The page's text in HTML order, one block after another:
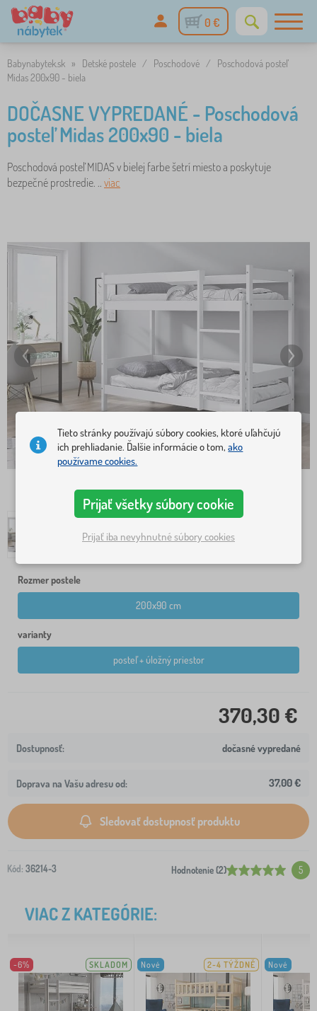
0 €
Babynabytek.sk » Detské postele / Poschodové /
Poschodová posteľ
Midas 200x90 - biela
DOČASNE VYPREDANÉ - Poschodová
posteľ Midas 200x90 - biela
Poschodová posteľ MIDAS v bielej farbe šetrí miesto a poskytuje
bezpečné prostredie. .. viac
Rozmer postele
200x90 cm
varianty
posteľ + úložný priestor
370,30 €
dočasné vypredané
Doprava na Vašu adresu od: 37,00 €
Sledovať dostupnosť produktu
Kód: 36214-3 Hodnotenie (2) 5
VIAC Z KATEGÓRIE:
-6% SKLADOM Nové 2-4 TÝŽDNĚ Nové
Tieto stránky používajú súbory cookies, ktoré uľahčujú
ich prehliadanie. Ďalšie informácie o tom,ako
používame cookies.
Prijať všetky súbory cookie
Prijať iba nevyhnutné súbory cookies